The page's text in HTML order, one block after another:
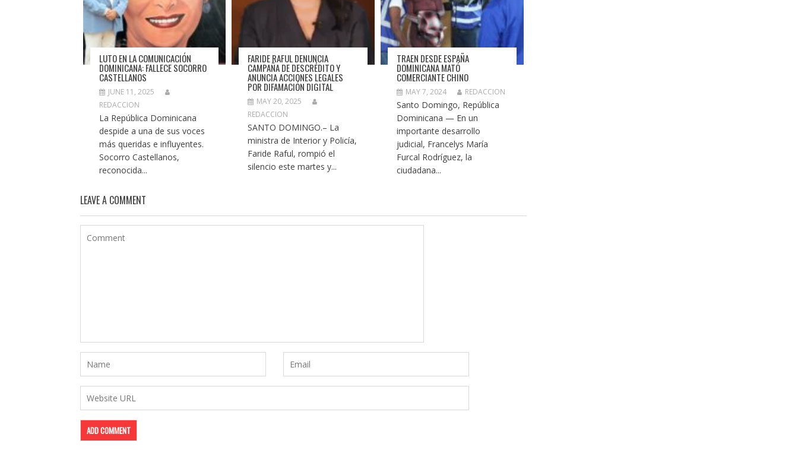
LUTO EN LA COMUNICACIÓN
DOMINICANA: FALLECE SOCORRO
CASTELLANOS
JUNE 11, 2025
REDACCION
La República Dominicana
despide a una de sus voces
más queridas e influyentes.
Socorro Castellanos,
reconocida...
FARIDE RAFUL DENUNCIA
CAMPAÑA DE DESCRÉDITO Y
ANUNCIA ACCIONES LEGALES
POR DIFAMACIÓN DIGITAL
MAY 20, 2025
REDACCION
SANTO DOMINGO.– La
ministra de Interior y Policía,
Faride Raful, rompió el
silencio este martes y...
TRAEN DESDE ESPAÑA
DOMINICANA MATÓ
COMERCIANTE CHINO
MAY 7, 2024 REDACCION
Santo Domingo, República
Dominicana — En un
importante desarrollo
judicial, Francelys María
Furcal Rodríguez, la
ciudadana...
LEAVE A COMMENT